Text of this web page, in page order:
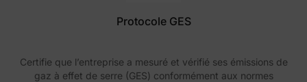
Protocole GES
Certifie que l’entreprise a mesuré et vérifié ses émissions de
gaz à effet de serre (GES) conformément aux normes